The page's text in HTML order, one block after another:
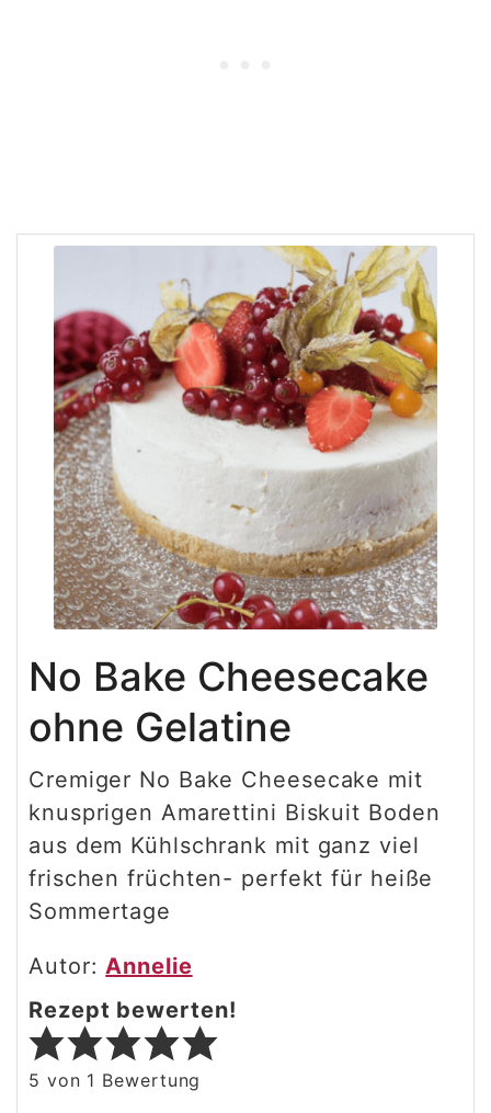
No Bake Cheesecake
ohne Gelatine
Cremiger No Bake Cheesecake mit
knusprigen Amarettini Biskuit Boden
aus dem Kühlschrank mit ganz viel
frischen früchten- perfekt für heiße
Sommertage
Autor:Annelie
Rezept bewerten!
5 von 1 Bewertung